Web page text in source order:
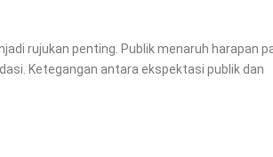
rujukan penting. Publik menaruh harapan
Ketegangan antara ekspektasi publik dan